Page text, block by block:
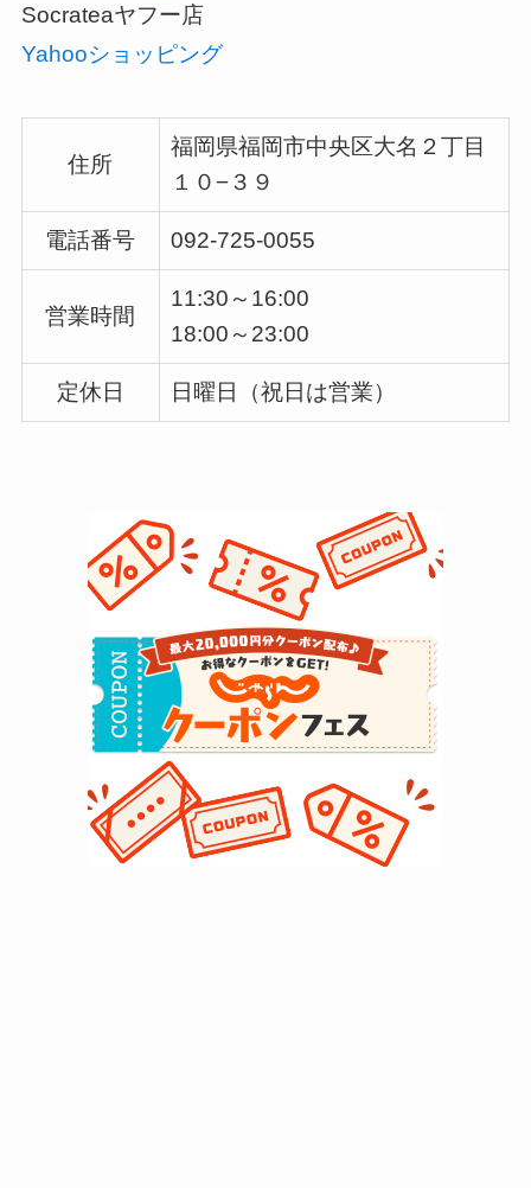
Socrateaヤフー店
Yahooショッピング
住所
福岡県福岡市中央区大名２丁目
１０−３９
電話番号 092-725-0055
営業時間
11:30～16:00
18:00～23:00
定休日 日曜日（祝日は営業）